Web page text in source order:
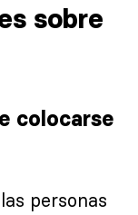
sobre
colocarse
personas